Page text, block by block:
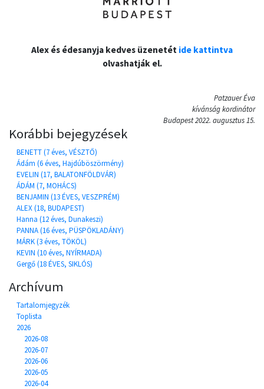
Alex és édesanyja kedves üzenetét ide kattintva
olvashatják el.
Patzauer Éva
kívánság kordinátor
Budapest 2022. augusztus 15.
Korábbi bejegyzések
BENETT (7 éves, VÉSZTŐ)
Ádám (6 éves, Hajdúböszörmény)
EVELIN (17, BALATONFÖLDVÁR)
ÁDÁM (7, MOHÁCS)
BENJAMIN (13 ÉVES, VESZPRÉM)
ALEX (18, BUDAPEST)
Hanna (12 éves, Dunakeszi)
PANNA (16 éves, PÜSPÖKLADÁNY)
MÁRK (3 éves, TÖKÖL)
KEVIN (10 éves, NYÍRMADA)
Gergő (18 ÉVES, SIKLÓS)
Archívum
Tartalomjegyzék
Toplista
2026
2026-08
2026-07
2026-06
2026-05
2026-04